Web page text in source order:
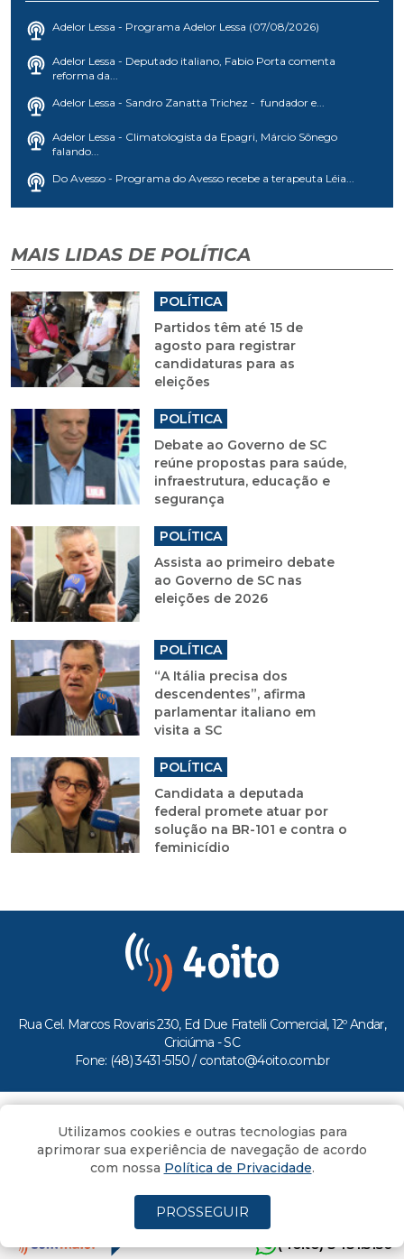
Adelor Lessa - Programa Adelor Lessa (07/08/2026)
Adelor Lessa - Deputado italiano, Fabio Porta comenta
reforma da...
Adelor Lessa - Sandro Zanatta Trichez - fundador e...
Adelor Lessa - Climatologista da Epagri, Márcio Sônego
falando...
Do Avesso - Programa do Avesso recebe a terapeuta Léia...
MAIS LIDAS DE POLÍTICA
POLÍTICA
Partidos têm até 15 de
agosto para registrar
candidaturas para as
eleições
POLÍTICA
Debate ao Governo de SC
reúne propostas para saúde,
infraestrutura, educação e
segurança
POLÍTICA
Assista ao primeiro debate
ao Governo de SC nas
eleições de 2026
POLÍTICA
“A Itália precisa dos
descendentes”, afirma
parlamentar italiano em
visita a SC
POLÍTICA
Candidata a deputada
federal promete atuar por
solução na BR-101 e contra o
feminicídio
Rua Cel. Marcos Rovaris 230, Ed Due Fratelli Comercial, 12º Andar,
Criciúma - SC
Fone: (48) 3431-5150 / contato@4oito.com.br
Todos os direitos reservados ao Portal 4oito
(4oito) 3431.5150
Utilizamos cookies e outras tecnologias para
aprimorar sua experiência de navegação de acordo
com nossa Política de Privacidade.
PROSSEGUIR